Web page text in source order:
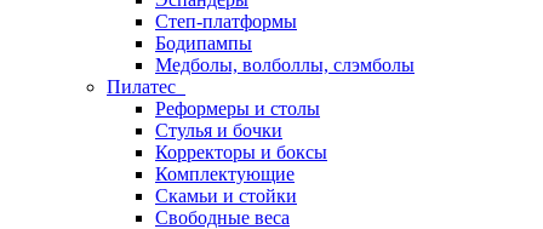
Степ-платформы
Бодипампы
Медболы, волболлы, слэмболы
Пилатес
Реформеры и столы
Стулья и бочки
Корректоры и боксы
Комплектующие
Скамьи и стойки
Свободные веса